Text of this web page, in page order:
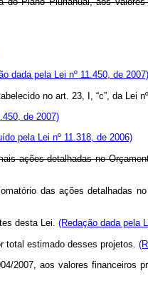
dada pela Lei nº 11.450, de 2007)
no art. 23, I, “c”, da Lei
de 2007)
pela Lei nº 11.318, de 2006)
ações detalhadas no
das ações detalhadas
desta Lei. (Redação dada pela
total estimado desses projetos.
2007, aos valores financeiros